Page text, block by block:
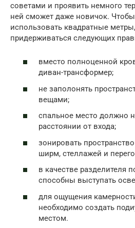
советами и проявить немного
ней сможет даже новичок.
использовать квадратные
придерживаться следующих
вместо полноценной
диван-трансформер;
не заполонять
вещами;
спальное место должно
расстоянии от входа;
зонировать
ширм, стеллажей и
в качестве разделителя
способны выступать
для ощущения
необходимо создать
местом.